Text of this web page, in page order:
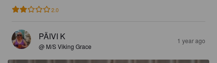
2.0
PÄIVI K
@ M/S Viking Grace
1 year ago